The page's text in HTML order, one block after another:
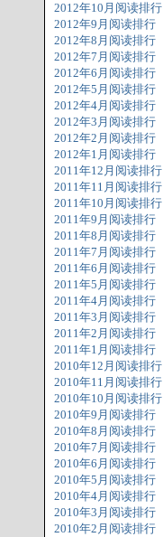
2012年10月阅读排行
2012年9月阅读排行
2012年8月阅读排行
2012年7月阅读排行
2012年6月阅读排行
2012年5月阅读排行
2012年4月阅读排行
2012年3月阅读排行
2012年2月阅读排行
2012年1月阅读排行
2011年12月阅读排行
2011年11月阅读排行
2011年10月阅读排行
2011年9月阅读排行
2011年8月阅读排行
2011年7月阅读排行
2011年6月阅读排行
2011年5月阅读排行
2011年4月阅读排行
2011年3月阅读排行
2011年2月阅读排行
2011年1月阅读排行
2010年12月阅读排行
2010年11月阅读排行
2010年10月阅读排行
2010年9月阅读排行
2010年8月阅读排行
2010年7月阅读排行
2010年6月阅读排行
2010年5月阅读排行
2010年4月阅读排行
2010年3月阅读排行
2010年2月阅读排行